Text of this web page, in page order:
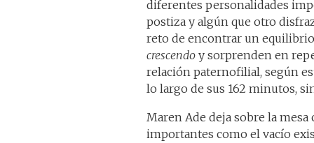
diferentes personalidades
postiza y algún que otro
reto de encontrar un
crescendo y sorprenden en
relación paternofilial, según
lo largo de sus 162 minutos,
Maren Ade deja sobre la mesa
importantes como el vacío